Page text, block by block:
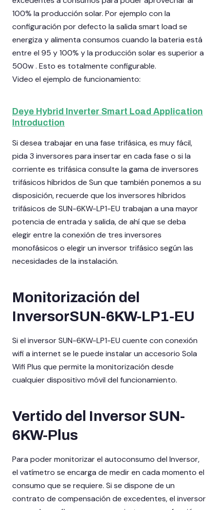
100% la producción solar. Por ejemplo con la
configuración por defecto la salida smart load se
energiza y alimenta consumos cuando la bateria está
entre el 95 y 100% y la producción solar es superior a
500w . Esto es totalmente configurable.
Video el ejemplo de funcionamiento:
Deye Hybrid Inverter Smart Load Application
Introduction
Si desea trabajar en una fase trifásica, es muy fácil,
pida 3 inversores para insertar en cada fase o si la
corriente es trifásica consulte la gama de inversores
trifásicos híbridos de Sun que también ponemos a su
disposición, recuerde que los inversores híbridos
trifásicos de SUN-6KW-LP1-EU trabajan a una mayor
potencia de entrada y salida, de ahí que se deba
elegir entre la conexión de tres inversores
monofásicos o elegir un inversor trifásico según las
necesidades de la instalación.
Monitorización del
InversorSUN-6KW-LP1-EU
Si el inversor SUN-6KW-LP1-EU cuente con conexión
wifi a internet se le puede instalar un accesorio Sola
Wifi Plus que permite la monitorización desde
cualquier dispositivo móvil del funcionamiento.
Vertido del Inversor SUN-
6KW-Plus
Para poder monitorizar el autoconsumo del Inversor,
el vatímetro se encarga de medir en cada momento el
consumo que se requiere. Si se dispone de un
contrato de compensación de excedentes, el inversor